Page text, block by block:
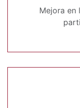
Mejora en